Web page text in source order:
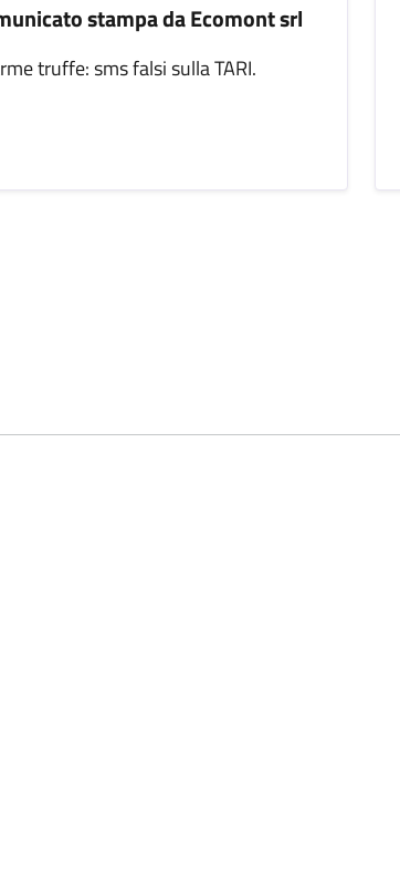
stampa da Ecomont srl
truffe: sms falsi sulla TARI.